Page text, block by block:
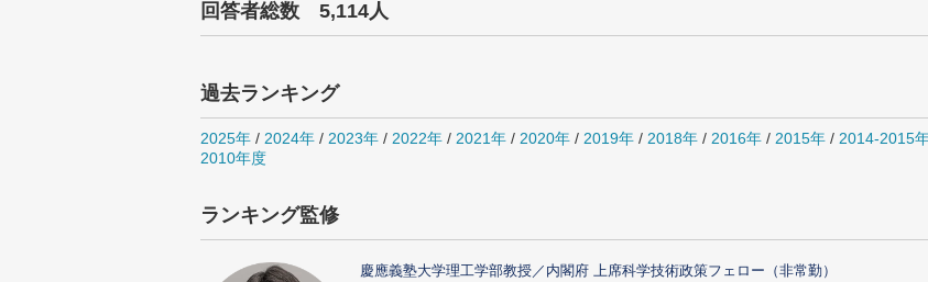
回答者総数 5,114人
過去ランキング
2025年 / 2024年 / 2023年 / 2022年 / 2021年 / 2020年 / 2019年 / 2018年 / 2016年 / 2015年 / 2014-2015
2010年度
ランキング監修
慶應義塾大学理工学部教授／内閣府 上席科学技術政策フェロー（非常勤）